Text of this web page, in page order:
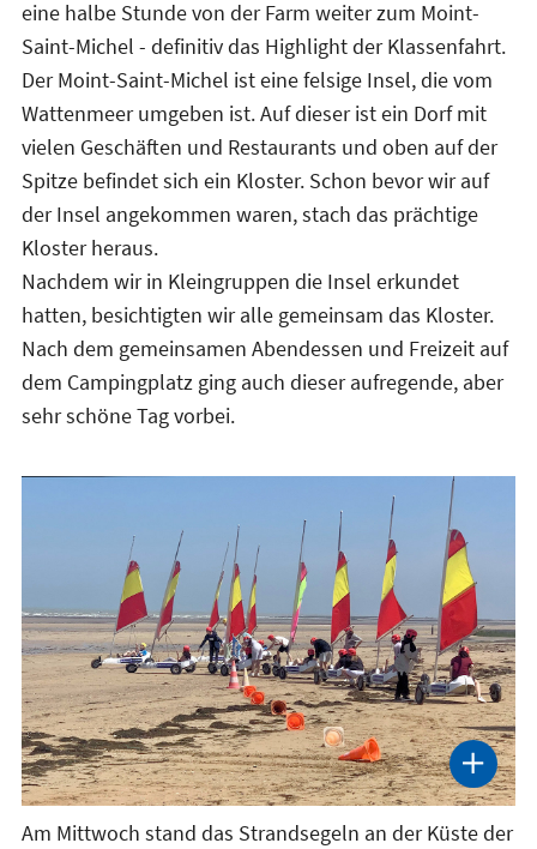
eine halbe Stunde von der Farm weiter zum Moint-
Saint-Michel - definitiv das Highlight der Klassenfahrt.
Der Moint-Saint-Michel ist eine felsige Insel, die vom
Wattenmeer umgeben ist. Auf dieser ist ein Dorf mit
vielen Geschäften und Restaurants und oben auf der
Spitze befindet sich ein Kloster. Schon bevor wir auf
der Insel angekommen waren, stach das prächtige
Kloster heraus.
Nachdem wir in Kleingruppen die Insel erkundet
hatten, besichtigten wir alle gemeinsam das Kloster.
Nach dem gemeinsamen Abendessen und Freizeit auf
dem Campingplatz ging auch dieser aufregende, aber
sehr schöne Tag vorbei.
Am Mittwoch stand das Strandsegeln an der Küste der